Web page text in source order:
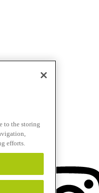
to the storing
efforts.